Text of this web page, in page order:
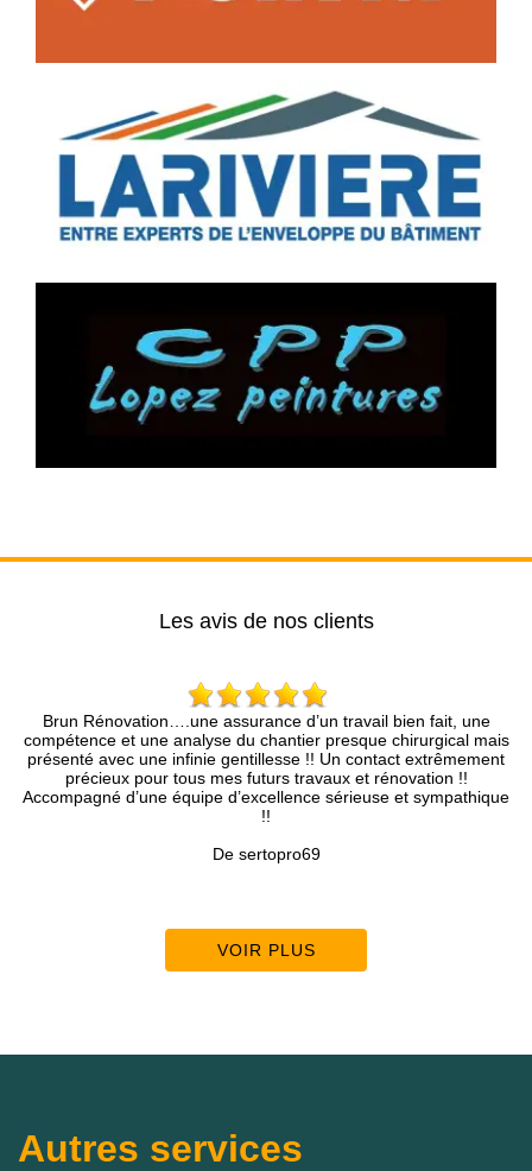
Les avis de nos clients
assurance d’un travail bien fait, une
analyse du chantier presque chirurgical mais
gentillesse !! Un contact extrêmement
tous mes futurs travaux et rénovation !!
équipe d’excellence sérieuse et sympathique
Entreprise très
rapidement, le devis et
pro. Je
VOIR PLUS
Autres services